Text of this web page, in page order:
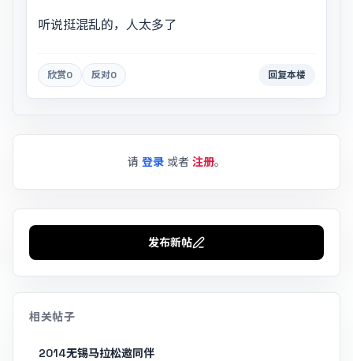
听说挺混乱的，人太多了
欣赏0 反对0 回复本楼
请 登录 或者 注册。
发布新帖
相关帖子
2014无锡马拉松邀同伴